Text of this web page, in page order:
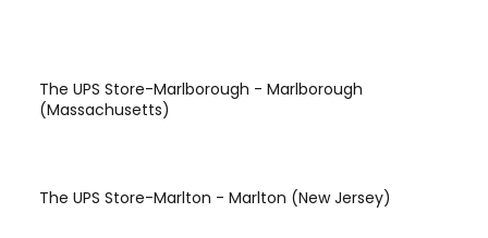
The UPS Store-Marlborough - Marlborough
(Massachusetts)
The UPS Store-Marlton - Marlton (New Jersey)